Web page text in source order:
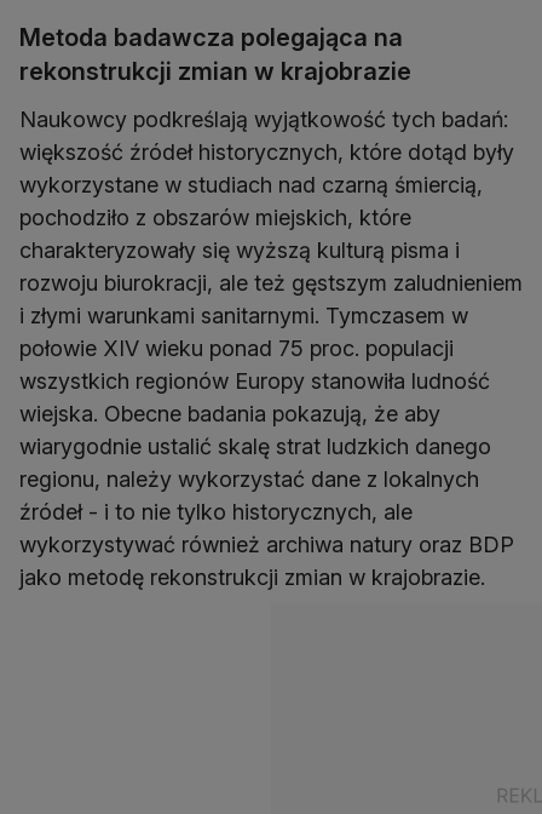
Metoda badawcza polegająca na
rekonstrukcji zmian w krajobrazie
Naukowcy podkreślają wyjątkowość tych badań:
większość źródeł historycznych, które dotąd były
wykorzystane w studiach nad czarną śmiercią,
pochodziło z obszarów miejskich, które
charakteryzowały się wyższą kulturą pisma i
rozwoju biurokracji, ale też gęstszym zaludnieniem
i złymi warunkami sanitarnymi. Tymczasem w
połowie XIV wieku ponad 75 proc. populacji
wszystkich regionów Europy stanowiła ludność
wiejska. Obecne badania pokazują, że aby
wiarygodnie ustalić skalę strat ludzkich danego
regionu, należy wykorzystać dane z lokalnych
źródeł - i to nie tylko historycznych, ale
wykorzystywać również archiwa natury oraz BDP
jako metodę rekonstrukcji zmian w krajobrazie.